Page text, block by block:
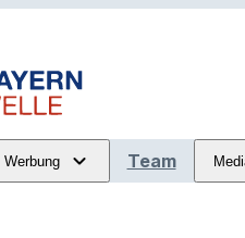
Werbung Team